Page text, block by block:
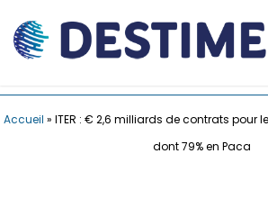
Accueil » ITER : € 2,6 milliards de contrats pour
dont 79% en Paca